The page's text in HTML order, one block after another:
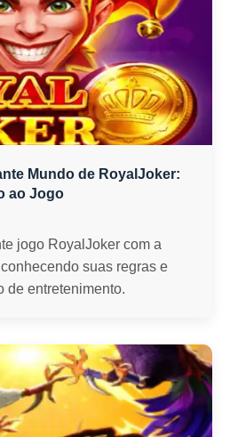
Mundo de RoyalJoker:
ao Jogo
jogo RoyalJoker com a
suas regras e
de entretenimento.